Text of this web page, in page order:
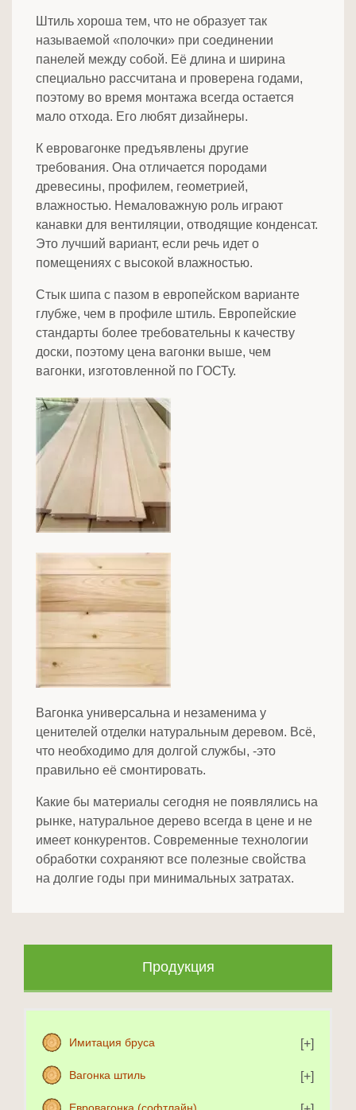
Продукция
Имитация бруса
Вагонка штиль
Евровагонка (софтлайн)
Штиль хороша тем, что не образует так
называемой «полочки» при соединении
панелей между собой. Её длина и ширина
специально рассчитана и проверена годами,
поэтому во время монтажа всегда остается
мало отхода. Его любят дизайнеры.
К евровагонке предъявлены другие
требования. Она отличается породами
древесины, профилем, геометрией,
влажностью. Немаловажную роль играют
канавки для вентиляции, отводящие конденсат.
Это лучший вариант, если речь идет о
помещениях с высокой влажностью.
Стык шипа с пазом в европейском варианте
глубже, чем в профиле штиль. Европейские
стандарты более требовательны к качеству
доски, поэтому цена вагонки выше, чем
вагонки, изготовленной по ГОСТу.
Вагонка универсальна и незаменима у
ценителей отделки натуральным деревом. Всё,
что необходимо для долгой службы, -это
правильно её смонтировать.
Какие бы материалы сегодня не появлялись на
рынке, натуральное дерево всегда в цене и не
имеет конкурентов. Современные технологии
обработки сохраняют все полезные свойства
на долгие годы при минимальных затратах.